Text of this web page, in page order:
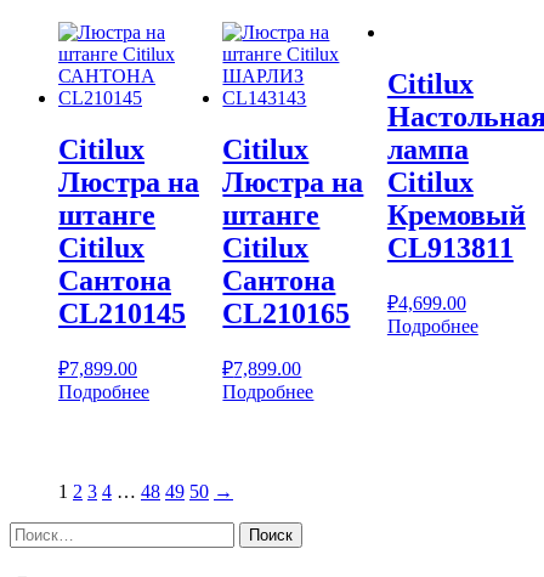
Citilux
Люстра на
штанге
Citilux
Сантона
CL210145
₽7,899.00
Подробнее
Citilux
Люстра на
штанге
Citilux
Сантона
CL210165
₽7,899.00
Подробнее
Citilux
лампа
Citilux
Кремовый
CL913811
₽4,699.00
Подробнее
1 2 3 4 … 48 49 50 →
Найти: